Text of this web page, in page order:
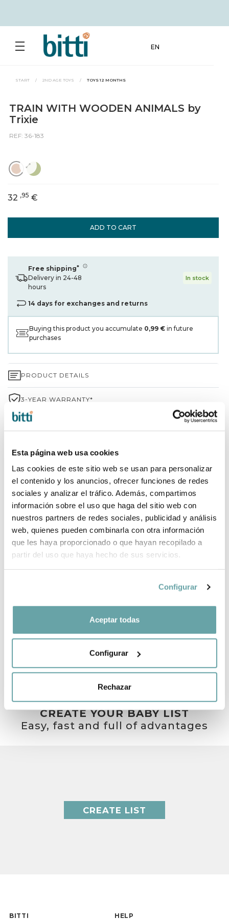
Esta página web usa cookies
Las cookies de este sitio web se usan para personalizar
el contenido y los anuncios, ofrecer funciones de redes
sociales y analizar el tráfico. Además, compartimos
información sobre el uso que haga del sitio web con
nuestros partners de redes sociales, publicidad y análisis
web, quienes pueden combinarla con otra información
que les haya proporcionado o que hayan recopilado a
partir del uso que haya hecho de sus servicios.
Configurar
Aceptar todas
Configurar
Rechazar
EN
START / 2ND AGE TOYS / TOYS 12 MONTHS
TRAIN WITH WOODEN ANIMALS by
Trixie
REF: 36-183
ADD TO CART
32 ,95 €
Free shipping*
Delivery in 24-48
hours
In stock
14 days for exchanges and returns
Buying this product you accumulate 0,99 € in future
purchases
PRODUCT DETAILS
3-YEAR WARRANTY*
SHIPPING AND RETURNS
WHY CHOOSE BITTI?
BRAND INFORMATION
COMPLETE YOUR PURCHASE
SHARE
OTHER CUSTOMERS ALSO VIEWED
CREATE YOUR BABY LIST
Easy, fast and full of advantages
CREATE LIST
BITTI HELP